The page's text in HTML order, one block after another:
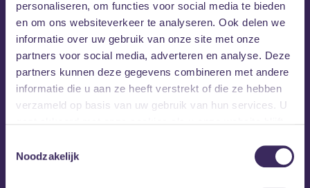
personaliseren, om functies voor social media te bieden
en om ons websiteverkeer te analyseren. Ook delen we
informatie over uw gebruik van onze site met onze
partners voor social media, adverteren en analyse. Deze
partners kunnen deze gegevens combineren met andere
informatie die u aan ze heeft verstrekt of die ze hebben
verzameld op basis van uw gebruik van hun services. U
Noodzakelijk